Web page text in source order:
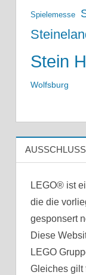
Spielemesse
Stein
Wolfsburg
LEGO® ist
die die
gesponsert
Diese
LEGO
Gleiches gilt